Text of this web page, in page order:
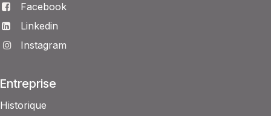
Facebook
Linkedin
Instagram
Entreprise
Historique